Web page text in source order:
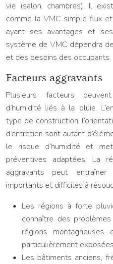
vie (salon, chambres). Il
comme la VMC simple flux
ayant ses avantages et
système de VMC dépendra
et des besoins des occupants.
Facteurs aggravants
Plusieurs facteurs
d’humidité liés à la pluie.
type de construction,
d’entretien sont autant
le risque d’humidité et
préventives adaptées. La
aggravants peut entraîner
importants et difficiles à
Les régions à forte
connaître des
régions
particulièrement
Les bâtiments anciens,